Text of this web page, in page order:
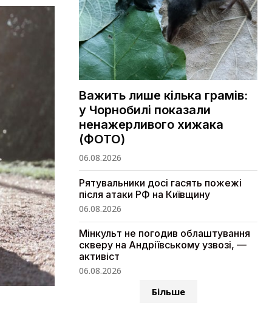
Важить лише кілька грамів:
у Чорнобилі показали
ненажерливого хижака
(ФОТО)
06.08.2026
Рятувальники досі гасять пожежі
після атаки РФ на Київщину
06.08.2026
Мінкульт не погодив облаштування
скверу на Андріївському узвозі, —
активіст
06.08.2026
Більше